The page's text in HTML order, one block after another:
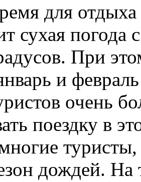
для
сухая погода
При
и
очень
поездку в
дождей. На